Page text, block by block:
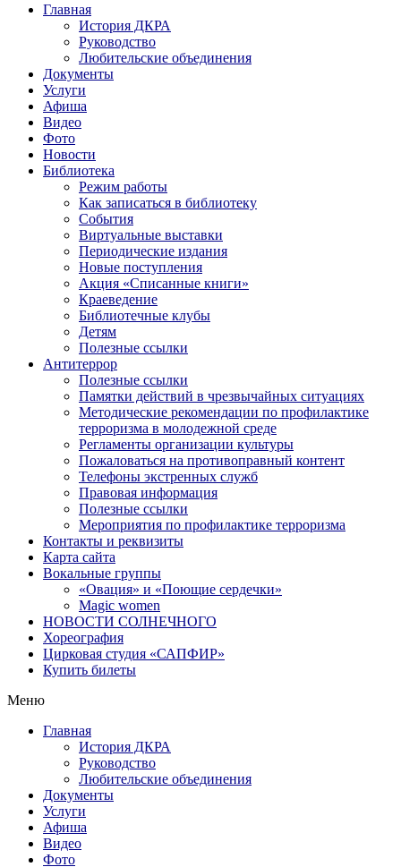
Главная
История ДКРА
Руководство
Любительские объединения
Документы
Услуги
Афиша
Видео
Фото
Новости
Библиотека
Режим работы
Как записаться в библиотеку
События
Виртуальные выставки
Периодические издания
Новые поступления
Акция «Списанные книги»
Краеведение
Библиотечные клубы
Детям
Полезные ссылки
Антитеррор
Полезные ссылки
Памятки действий в чрезвычайных ситуациях
Методические рекомендации по профилактике
терроризма в молодежной среде
Регламенты организации культуры
Пожаловаться на противоправный контент
Телефоны экстренных служб
Правовая информация
Полезные ссылки
Мероприятия по профилактике терроризма
Контакты и реквизиты
Карта сайта
Вокальные группы
«Овация» и «Поющие сердечки»
Magic women
НОВОСТИ СОЛНЕЧНОГО
Хореография
Цирковая студия «САПФИР»
Купить билеты
Меню
Главная
История ДКРА
Руководство
Любительские объединения
Документы
Услуги
Афиша
Видео
Фото